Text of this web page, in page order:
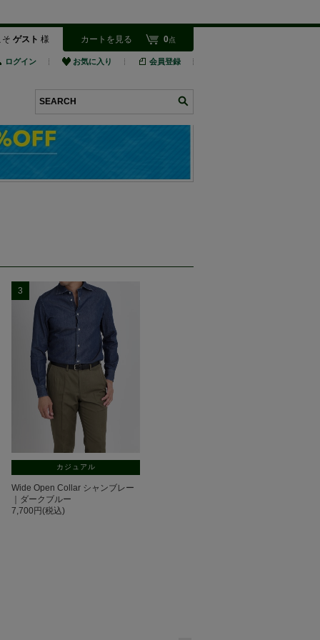
そ ゲスト 様 カートを見る 0点
ログイン お気に入り 会員登録
3
カジュアル
Wide Open Collar シャンブレー
｜ダークブルー
7,700円(税込)